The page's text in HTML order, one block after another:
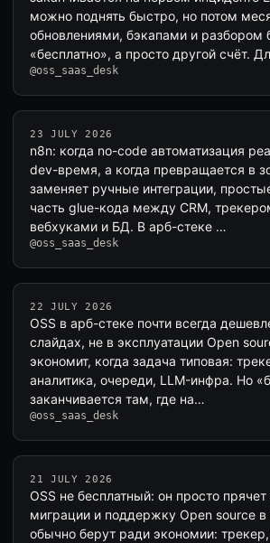
можно поднять быстро, но потом
обновлениями, бэкапами и разбором
«бесплатно», а просто другой счёт.
@oss_saas_desk
23 JULY 2026
n8n: когда no-code автоматизация
dev-время, а когда превращается в
заменяет ручные интеграции,
часть glue-кода между CRM,
вебхуками и БД. В арб-стеке …
@oss_saas_desk
22 JULY 2026
OSS в арб-стеке почти всегда
слайдах, не в эксплуатации Open
экономит, когда задача типовая:
аналитика, очереди, LLM-инфра. Но
заканчивается там, где на…
@oss_saas_desk
21 JULY 2026
OSS не бесплатный: он просто
миграции и поддержку Open source в
обычно берут ради экономии: трекер,